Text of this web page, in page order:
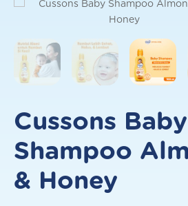
Cussons Baby
Shampoo
& Honey